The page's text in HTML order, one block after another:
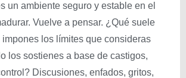
un ambiente seguro y estable en el
Vuelve a pensar. ¿Qué suele
los límites que consideras
los sostienes a base de castigos,
Discusiones, enfados, gritos,